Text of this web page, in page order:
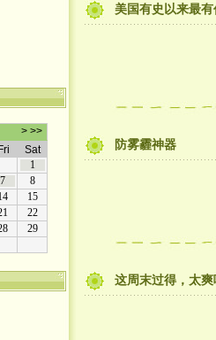
生
美国有史以来最
防雾霾神器
这周末过得，太爽